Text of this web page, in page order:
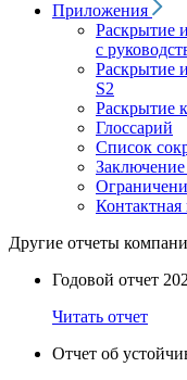
Приложения
Раскрытие
с
Раскрытие
S2
Раскрытие
Глоссарий
Список
Заключение
Другие отчеты
Годовой отчет
Читать отчет
Отчет об